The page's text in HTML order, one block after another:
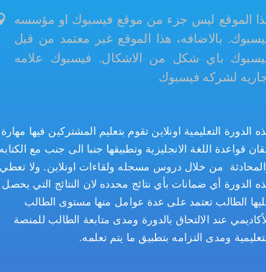
الموقع ليس جزء من موقع فيسبوك او مؤسسه
بالاضافه، هذا الموقع غير معتمد من قبل
باي شكل من الاشكال. فيسبوك علامه
لشركه فيسبوك
الدورة التعليمية اونلاين تقوم بتعليم المشتركين فيها مهارة
قواعدة اللغة الانجليزية وتطبيقها جنبا الى جنب مع
من خلال دروس مسجله ولقاءات اونلاين. ولا تعطي
الدورة أي ضمانات بأي نتائج محدده لان النتائج التي يحصل
الطالب تعتمد على عدة عوامل منها مستوى الطالب
عند الالتحاق بالدورة ومدى متابعة الطالب للمنصة
ومدى التزامه بتطبيق ما يتم تعلمه.